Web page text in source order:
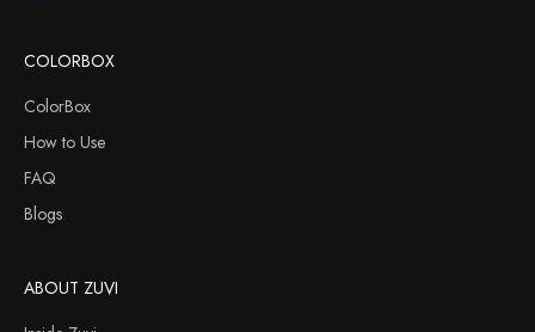
COLORBOX
ColorBox
How to Use
FAQ
Blogs
ABOUT ZUVI